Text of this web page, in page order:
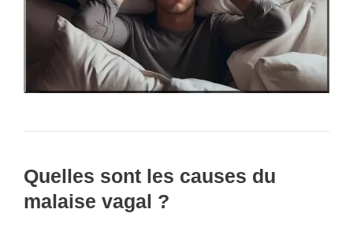
Quelles sont les causes du
malaise vagal ?